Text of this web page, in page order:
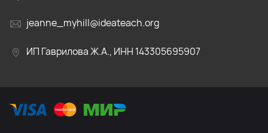
jeanne_myhill@ideateach.org
ИП Гаврилова Ж.А., ИНН 143305695907